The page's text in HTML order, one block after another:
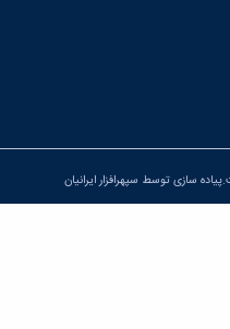
سازی توسط سپهرافزار ایرانیان